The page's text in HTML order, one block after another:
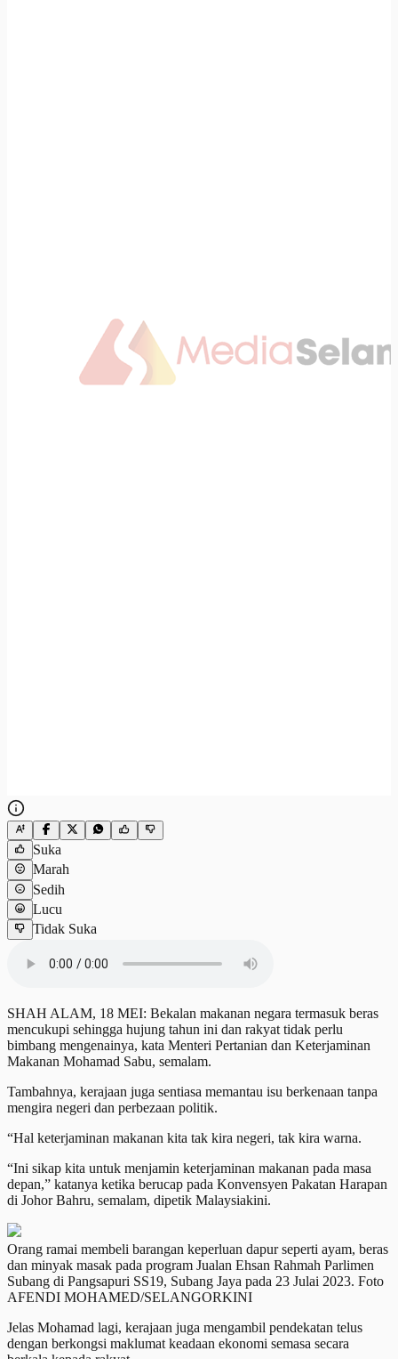
Suka
Marah
Sedih
Lucu
Tidak Suka
SHAH ALAM, 18 MEI: Bekalan makanan negara termasuk beras
mencukupi sehingga hujung tahun ini dan rakyat tidak perlu
bimbang mengenainya, kata Menteri Pertanian dan Keterjaminan
Makanan Mohamad Sabu, semalam.
Tambahnya, kerajaan juga sentiasa memantau isu berkenaan tanpa
mengira negeri dan perbezaan politik.
“Hal keterjaminan makanan kita tak kira negeri, tak kira warna.
“Ini sikap kita untuk menjamin keterjaminan makanan pada masa
depan,” katanya ketika berucap pada Konvensyen Pakatan Harapan
di Johor Bahru, semalam, dipetik Malaysiakini.
Orang ramai membeli barangan keperluan dapur seperti ayam, beras
dan minyak masak pada program Jualan Ehsan Rahmah Parlimen
Subang di Pangsapuri SS19, Subang Jaya pada 23 Julai 2023. Foto
AFENDI MOHAMED/SELANGORKINI
Jelas Mohamad lagi, kerajaan juga mengambil pendekatan telus
dengan berkongsi maklumat keadaan ekonomi semasa secara